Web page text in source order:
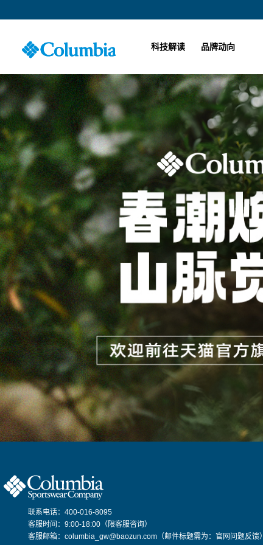
科技解读 品牌动向
联系电话：400-016-8095
客服时间：9:00-18:00（限客服咨询）
客服邮箱：columbia_gw@baozun.com（邮件标题需为：官网问题反馈）